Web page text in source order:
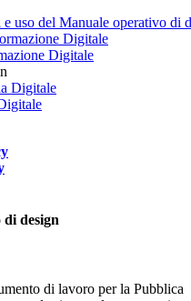
e uso del Manuale operativo di
Digitale
design
di lavoro per la Pubblica